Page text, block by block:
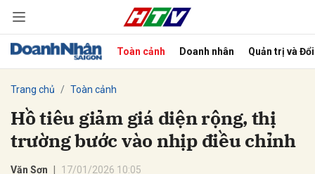
Toàn cảnh Doanh nhân Quản trị và
Trang chủ Toàn cảnh
Hồ tiêu giảm giá diện rộng, thị
trường bước vào nhịp điều chỉnh
Văn Sơn 17/01/2026 10:05